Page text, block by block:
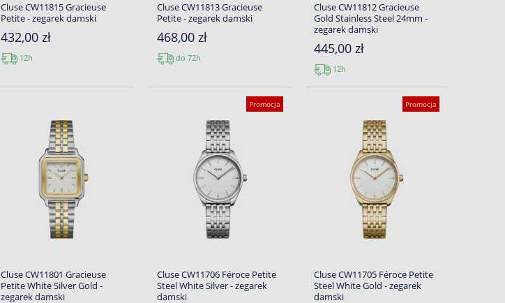
Cluse CW11815 Gracieuse
Petite - zegarek damski
432,00 zł
12h
Cluse CW11813 Gracieuse
Petite - zegarek damski
468,00 zł
do 72h
Cluse CW11812 Gracieuse
Gold Stainless Steel 24mm -
zegarek damski
445,00 zł
12h
Cluse CW11801 Gracieuse
Petite White Silver Gold -
zegarek damski
Promocja
Cluse CW11706 Féroce Petite
Steel White Silver - zegarek
damski
Promocja
Cluse CW11705 Féroce Petite
Steel White Gold - zegarek
damski